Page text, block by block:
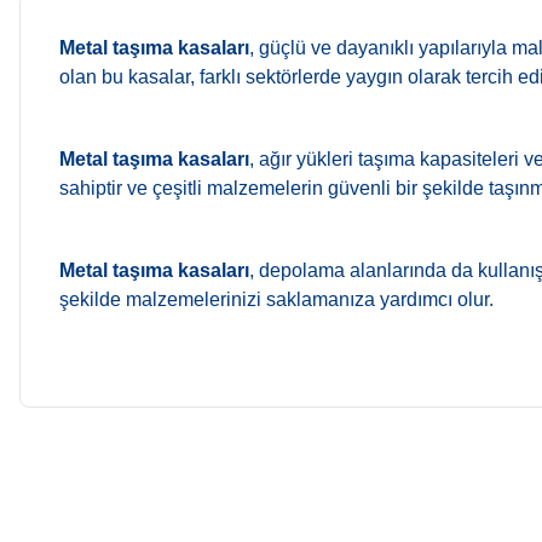
Metal taşıma kasaları, güçlü ve dayanıklı yapılarıyla
olan bu kasalar, farklı sektörlerde yaygın olarak tercih
Metal taşıma kasaları, ağır yükleri taşıma kapasiteleri
sahiptir ve çeşitli malzemelerin güvenli bir şekilde
Metal taşıma kasaları, depolama alanlarında da
şekilde malzemelerinizi saklamanıza yardımcı olur.